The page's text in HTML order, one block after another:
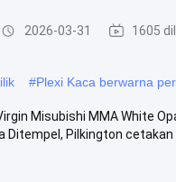
2026-03-31 1605
#Plexi Kaca berwarna
Misubishi MMA White
Ditempel, Pilkington cetakan